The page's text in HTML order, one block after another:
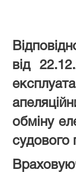
від
обміну
судового